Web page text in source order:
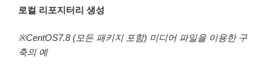
로컬 리포지터리 생성
※CentOS7.8 (모든 패키지 포함) 미디어 파일을 이용한 구
축의 예